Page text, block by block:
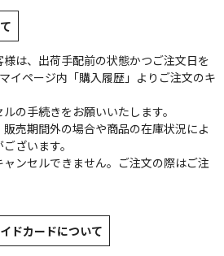
は、出荷手配前の状態かつご注文日を
イページ内「購入履歴」よりご注文のキ
の手続きをお願いいたします。
売期間外の場合や商品の在庫状況によ
ざいます。
ンセルできません。ご注文の際はご注
ドカードについて